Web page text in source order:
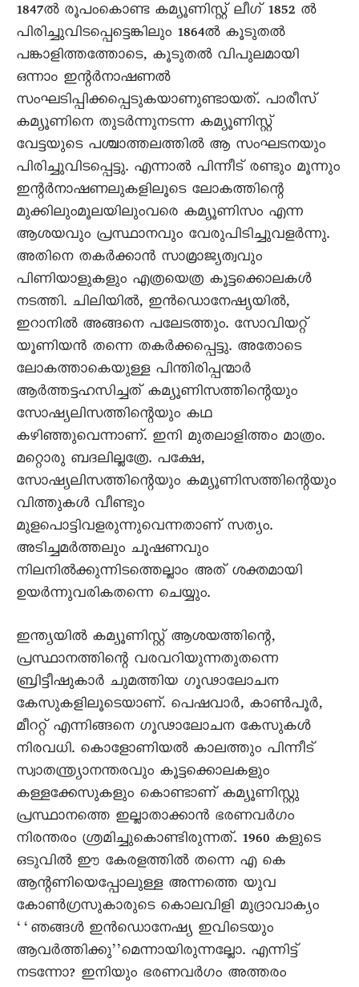
1847ൽ രൂപംകൊണ്ട കമ്യൂണിസ്റ്റ് ലീഗ് 1852 ൽ
പിരിച്ചുവിടപ്പെട്ടെങ്കിലും 1864ൽ കൂടുതൽ
പങ്കാളിത്തത്തോടെ, കൂടുതൽ വിപുലമായി
ഒന്നാം ഇന്റർനാഷണൽ
സംഘടിപ്പിക്കപ്പെടുകയാണുണ്ടായത്. പാരീസ്
കമ്യൂണിനെ തുടർന്നുനടന്ന കമ്യൂണിസ്റ്റ്
വേട്ടയുടെ പശ്ചാത്തലത്തിൽ ആ സംഘടനയും
പിരിച്ചുവിടപ്പെട്ടു. എന്നാൽ പിന്നീട് രണ്ടും മൂന്നും
ഇന്റർനാഷണലുകളിലൂടെ ലോകത്തിന്റെ
മുക്കിലുംമൂലയിലുംവരെ കമ്യൂണിസം എന്ന
ആശയവും പ്രസ്ഥാനവും വേരുപിടിച്ചുവളർന്നു.
അതിനെ തകർക്കാൻ സാമ്രാജ്യത്വവും
പിണിയാളുകളും എത്രയെത്ര കൂട്ടക്കൊലകൾ
നടത്തി. ചിലിയിൽ, ഇൻഡൊനേഷ്യയിൽ,
ഇറാനിൽ അങ്ങനെ പലേടത്തും. സോവിയറ്റ്
യൂണിയൻ തന്നെ തകർക്കപ്പെട്ടു. അതോടെ
ലോകത്താകെയുള്ള പിന്തിരിപ്പന്മാർ
ആർത്തട്ടഹസിച്ചത് കമ്യൂണിസത്തിന്റെയും
സോഷ്യലിസത്തിന്റെയും കഥ
കഴിഞ്ഞുവെന്നാണ്. ഇനി മുതലാളിത്തം മാത്രം.
മറ്റൊരു ബദലില്ലത്രേ. പക്ഷേ,
സോഷ്യലിസത്തിന്റെയും കമ്യൂണിസത്തിന്റെയും
വിത്തുകൾ വീണ്ടും
മുളപൊട്ടിവളരുന്നുവെന്നതാണ് സത്യം.
അടിച്ചമർത്തലും ചൂഷണവും
നിലനിൽക്കുന്നിടത്തെല്ലാം അത് ശക്തമായി
ഉയർന്നുവരികതന്നെ ചെയ്യും.
ഇന്ത്യയിൽ കമ്യൂണിസ്റ്റ് ആശയത്തിന്റെ,
പ്രസ്ഥാനത്തിന്റെ വരവറിയുന്നതുതന്നെ
ബ്രിട്ടീഷുകാർ ചുമത്തിയ ഗൂഢാലോചന
കേസുകളിലൂടെയാണ്. പെഷവാർ, കാൺപൂർ,
മീററ്റ് എന്നിങ്ങനെ ഗൂഢാലോചന കേസുകൾ
നിരവധി. കൊളോണിയൽ കാലത്തും പിന്നീട്
സ്വാതന്ത്ര്യാനന്തരവും കൂട്ടക്കൊലകളും
കള്ളക്കേസുകളും കൊണ്ടാണ് കമ്യൂണിസ്റ്റു
പ്രസ്ഥാനത്തെ ഇല്ലാതാക്കാൻ ഭരണവർഗം
നിരന്തരം ശ്രമിച്ചുകൊണ്ടിരുന്നത്. 1960 കളുടെ
ഒടുവിൽ ഈ കേരളത്തിൽ തന്നെ എ കെ
ആന്റണിയെപ്പോലുള്ള അന്നത്തെ യുവ
കോൺഗ്രസുകാരുടെ കൊലവിളി മുദ്രാവാക്യം
‘‘ഞങ്ങൾ ഇൻഡൊനേഷ്യ ഇവിടെയും
ആവർത്തിക്കു’’മെന്നായിരുന്നല്ലോ. എന്നിട്ട്
നടന്നോ? ഇനിയും ഭരണവർഗം അത്തരം